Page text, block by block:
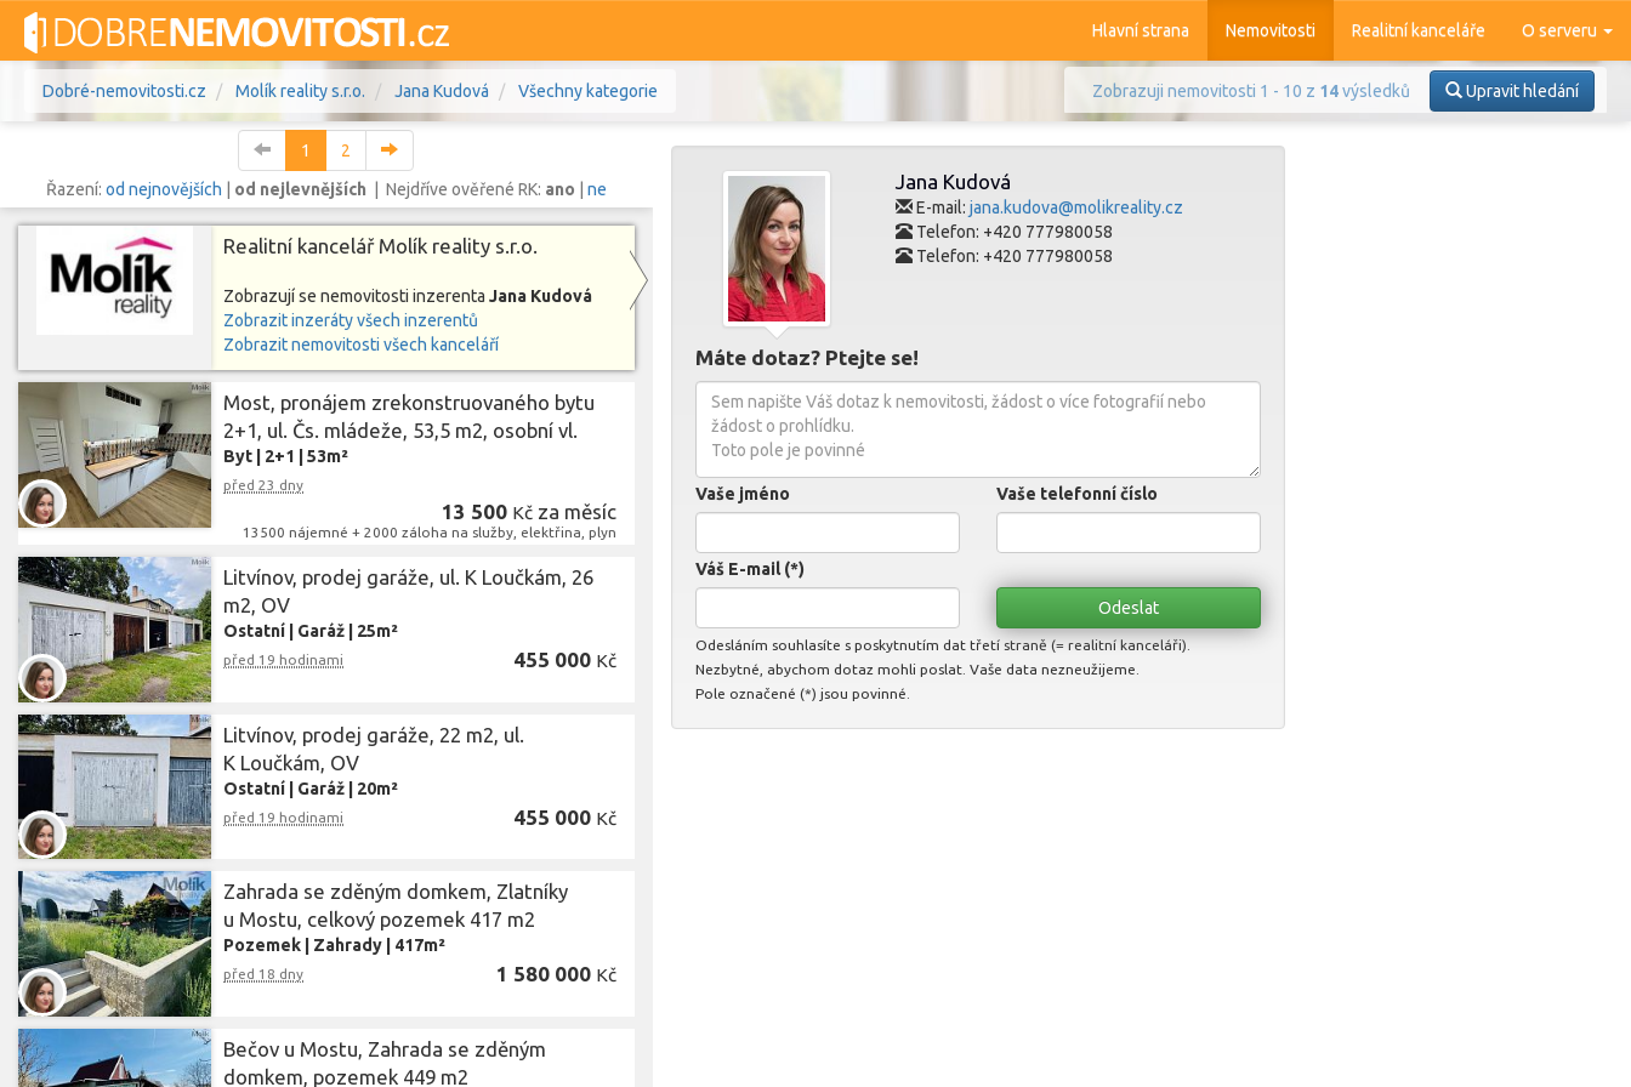
Hlavní strana Nemovitosti Realitní kanceláře O serveru
Zobrazuji nemovitosti 1 - 10 z 14výsledků Upravit hledání
Dobré-nemovitosti.cz Molík reality s.r.o. Jana Kudová Všechny kategorie
Vše Byty Domy Pozemky Ostatní
Lokalita Lokalita
Lokalita
Cena Zobrazit4 370nemovitostí
1
2
Řazení: od nejnovějších od nejlevnějších | Nejdříve ověřené RK: ano ne
Realitní kancelář Molík reality s.r.o.
Zobrazují se nemovitosti inzerentaJana Kudová
Zobrazit inzeráty všech inzerentů
Zobrazit nemovitosti všech kanceláří
Most, pronájem zrekonstruovaného bytu
2+1, ul. Čs. mládeže, 53,5 m2, osobní vl.
Byt 2+1 |53m²
před 23 dny
13 500 Kč za měsíc
13500 nájemné + 2000 záloha na služby, elektřina, plyn
Litvínov, prodej garáže, ul. K Loučkám, 26
m2, OV
Ostatní Garáž 25m²
před 19 hodinami 455 000 Kč
Litvínov, prodej garáže, 22 m2, ul.
K Loučkám, OV
Ostatní Garáž 20m²
před 19 hodinami 455 000 Kč
Zahrada se zděným domkem, Zlatníky
u Mostu, celkový pozemek 417 m2
Pozemek Zahrady 417m²
před 18 dny 1 580 000 Kč
Bečov u Mostu, Zahrada se zděným
domkem, pozemek 449 m2
Jana Kudová
E-mail:jana.kudova@molikreality.cz
Telefon: +420 777980058
Telefon: +420 777980058
Máte dotaz? Ptejte se!
Vaše jméno Vaše telefonní číslo
Váš E-mail (*)
Odesláním souhlasíte s poskytnutím dat třetí straně (= realitní kanceláři).
Nezbytné, abychom dotaz mohli poslat. Vaše data nezneužijeme.
Pole označené (*) jsou povinné.